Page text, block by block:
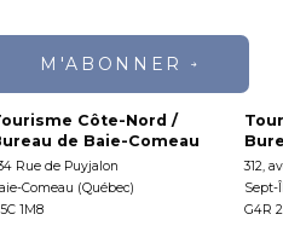
M'ABONNER
Côte-Nord /
de Baie-Comeau
Rue de Puyjalon
Comeau (Québec)
1M8
312,
Sept-
G4R